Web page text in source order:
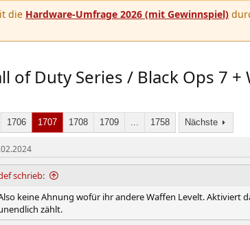
die Hardware-Umfrage 2026 (mit Gewinnspiel)
of Duty Series / Black Ops 7 +
1706 1707 1708 1709 ... 1758 Nächste
schrieb:
keine Ahnung wofür ihr andere Waffen Levelt. Aktiviert
zählt.